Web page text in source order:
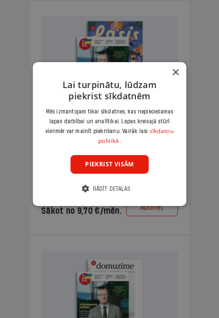
KOMPLEKTS IR + LASIS
Ģimenes komplekts – aizraujošs
lasāmžurnāls bērniem un analītiska
lasāmviela vecākiem.
Sākot no 9,70 €/mēn. Abonēt
×
Lai turpinātu, lūdzam
piekrist sīkdatnēm
Mēs izmantojam tikai sīkdatnes, kas nepieciešamas
lapas darbībai un analītikai. Lapas kreisajā stūrī
vienmēr var mainīt piekrišanu. Vairāk lasi sīkdatņu
politikā.
PIEKRIST VISĀM
RĀDĪT DETAĻAS